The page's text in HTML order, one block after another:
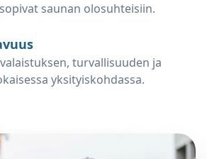
saunan olosuhteisiin.
turvallisuuden ja
yksityiskohdassa.